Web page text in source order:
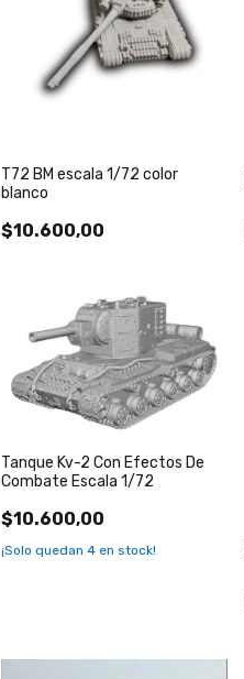
T72 BM escala 1/72 color
blanco
$10.600,00
Tanque Kv-2 Con Efectos De
Combate Escala 1/72
$10.600,00
¡Solo quedan 4en stock!